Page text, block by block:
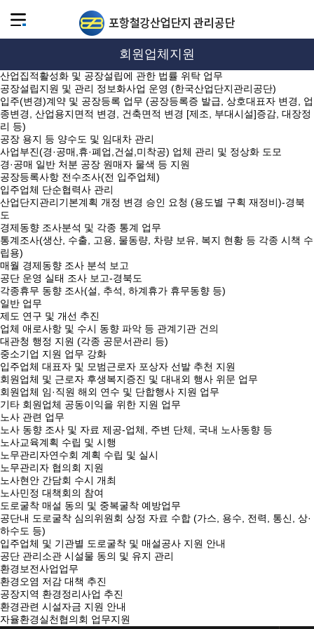
회원업체지원
산업집적활성화 및 공장설립에 관한 법률 위탁 업무
공장설립지원 및 관리 정보화사업 운영 (한국산업단지관리공단)
입주(변경)계약 및 공장등록 업무 (공장등록증 발급, 상호대표자 변경, 업
종변경, 산업용지면적 변경, 건축면적 변경 [제조, 부대시설]증감, 대장정
리 등)
공장 용지 등 양수도 및 임대차 관리
사업부진(경·공매,휴·폐업,건설,미착공) 업체 관리 및 정상화 도모
경·공매 일반 처분 공장 원매자 물색 등 지원
공장등록사항 전수조사(전 입주업체)
입주업체 단순협력사 관리
산업단지관리기본계획 개정 변경 승인 요청 (용도별 구획 재정비)-경북
도
경제동향 조사분석 및 각종 통계 업무
통계조사(생산, 수출, 고용, 물동량, 차량 보유, 복지 현황 등 각종 시책 수
립용)
매월 경제동향 조사 분석 보고
공단 운영 실태 조사 보고-경북도
각종휴무 동향 조사(설, 추석, 하계휴가 휴무동향 등)
일반 업무
제도 연구 및 개선 추진
업체 애로사항 및 수시 동향 파악 등 관계기관 건의
대관청 행정 지원 (각종 공문서관리 등)
중소기업 지원 업무 강화
입주업체 대표자 및 모범근로자 포상자 선발 추천 지원
회원업체 및 근로자 후생복지증진 및 대내외 행사 위문 업무
회원업체 임·직원 해외 연수 및 단합행사 지원 업무
기타 회원업체 공동이익을 위한 지원 업무
노사 관련 업무
노사 동향 조사 및 자료 제공-업체, 주변 단체, 국내 노사동향 등
노사교육계획 수립 및 시행
노무관리자연수회 계획 수립 및 실시
노무관리자 협의회 지원
노사현안 간담회 수시 개최
노사민정 대책회의 참여
도로굴착 매설 동의 및 중복굴착 예방업무
공단내 도로굴착 심의위원회 상정 자료 수합 (가스, 용수, 전력, 통신, 상·
하수도 등)
입주업체 및 기관별 도로굴착 및 매설공사 지원 안내
공단 관리소관 시설물 동의 및 유지 관리
환경보전사업업무
환경오염 저감 대책 추진
공장지역 환경정리사업 추진
환경관련 시설자금 지원 안내
자율환경실천협의회 업무지원